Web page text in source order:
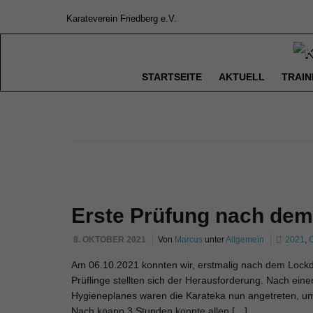
Karateverein Friedberg e.V.
STARTSEITE AKTUELL
Erste Prüfung nach
8. OKTOBER 2021 Von Marcus unterAllgemein 2021,
Am 06.10.2021 konnten wir, erstmalig nach dem
Prüflinge stellten sich der Herausforderung. Nach
Hygieneplanes waren die Karateka nun angetreten,